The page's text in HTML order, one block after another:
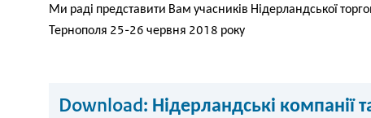
Ми раді представити Вам учасників Нідерландської
Тернополя 25-26 червня 2018 року
Download: Нідерландські компанії